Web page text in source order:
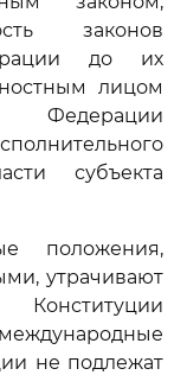
законов
до их
лицом
Федерации
субъекта
положения,
утрачивают
не подлежат